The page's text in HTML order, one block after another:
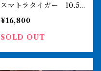
スマトラタイガー 10.5㎝
前後おとひめ食べます
¥16,800
SOLD OUT